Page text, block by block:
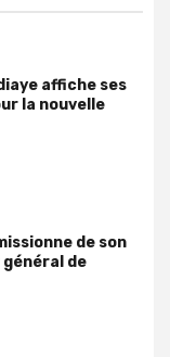
affiche ses
la nouvelle
de son
de